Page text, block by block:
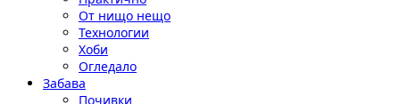
От нищо нещо
Технологии
Хоби
Огледало
Забава
Почивки